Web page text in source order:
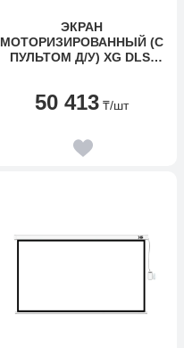
ЭКРАН
МОТОРИЗИРОВАННЫЙ (С
ПУЛЬТОМ Д/У) XG DLS-
50 413 ₸/шт